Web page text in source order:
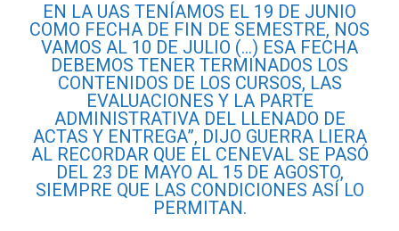
EN LA UAS TENÍAMOS EL 19 DE JUNIO
COMO FECHA DE FIN DE SEMESTRE, NOS
VAMOS AL 10 DE JULIO (…) ESA FECHA
DEBEMOS TENER TERMINADOS LOS
CONTENIDOS DE LOS CURSOS, LAS
EVALUACIONES Y LA PARTE
ADMINISTRATIVA DEL LLENADO DE
ACTAS Y ENTREGA”, DIJO GUERRA LIERA
AL RECORDAR QUE EL CENEVAL SE PASÓ
DEL 23 DE MAYO AL 15 DE AGOSTO,
SIEMPRE QUE LAS CONDICIONES ASÍ LO
PERMITAN.